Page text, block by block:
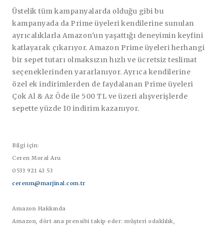
Üstelik tüm kampanyalarda olduğu gibi bu
kampanyada da Prime üyeleri kendilerine sunulan
ayrıcalıklarla Amazon'un yaşattığı deneyimin keyfini
katlayarak çıkarıyor. Amazon Prime üyeleri herhangi
bir sepet tutarı olmaksızın hızlı ve ücretsiz teslimat
seçeneklerinden yararlanıyor. Ayrıca kendilerine
özel ek indirimlerden de faydalanan Prime üyeleri
Çok Al & Az Öde ile 500 TL ve üzeri alışverişlerde
sepette yüzde 10 indirim kazanıyor.
Bilgi için:
Ceren Moral Aru
0533 921 43 53
cerenm@marjinal.com.tr
Amazon Hakkında
Amazon, dört ana prensibi takip eder: müşteri odaklılık,